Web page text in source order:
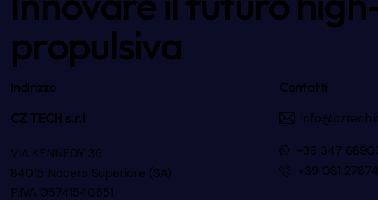
propulsiva
Indirizzo
CZ TECH s.r.l
VIA KENNEDY 36
84015 Nocera Superiore (SA)
P.IVA 05741540651
Contatti
+39 347
+39 081